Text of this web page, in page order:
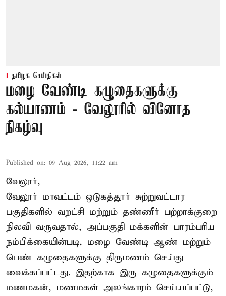
தமிழக செய்திகள்
மழை வேண்டி கழுதைகளுக்கு
கல்யாணம் - வேலூரில் வினோத
நிகழ்வு
Published on: 09 Aug 2026, 11:22 am
வேலூர்,
வேலூர் மாவட்டம் ஒடுகத்தூர் சுற்றுவட்டார
பகுதிகளில் வறட்சி மற்றும் தண்ணீர் பற்றாக்குறை
நிலவி வருவதால், அப்பகுதி மக்களின் பாரம்பரிய
நம்பிக்கையின்படி, மழை வேண்டி ஆண் மற்றும்
பெண் கழுதைகளுக்கு திருமணம் செய்து
வைக்கப்பட்டது. இதற்காக இரு கழுதைகளுக்கும்
மணமகன், மணமகள் அலங்காரம் செய்யப்பட்டு,